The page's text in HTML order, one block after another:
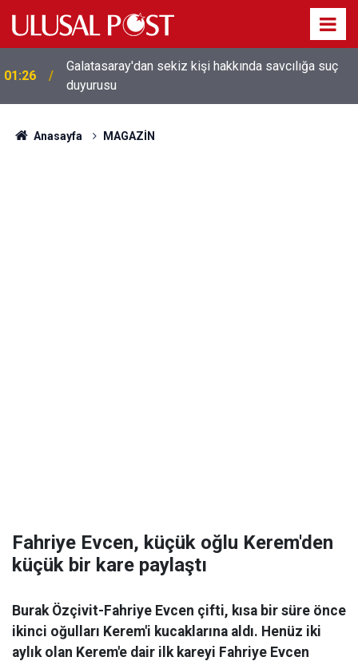
01:26
Galatasaray'dan sekiz kişi hakkında savcılığa suç
duyurusu
Anasayfa MAGAZİN
Fahriye Evcen, küçük oğlu Kerem'den
küçük bir kare paylaştı
Burak Özçivit-Fahriye Evcen çifti, kısa bir süre önce
ikinci oğulları Kerem'i kucaklarına aldı. Henüz iki
aylık olan Kerem'e dair ilk kareyi Fahriye Evcen